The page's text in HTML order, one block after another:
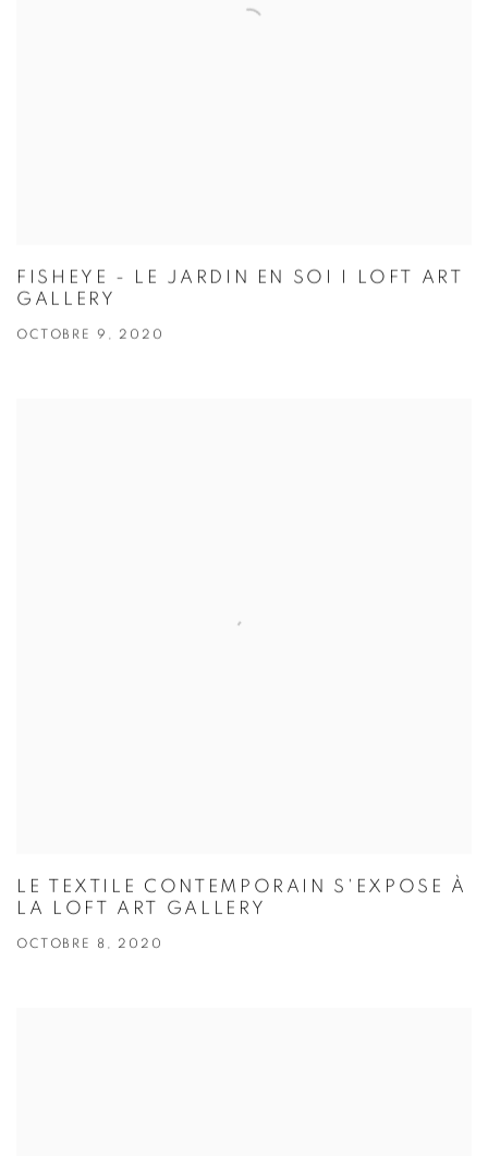
FISHEYE - LE JARDIN EN SOI I LOFT ART
GALLERY
OCTOBRE 9, 2020
LE TEXTILE CONTEMPORAIN S'EXPOSE À
LA LOFT ART GALLERY
OCTOBRE 8, 2020